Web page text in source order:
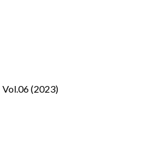
Vol.06 (2023)